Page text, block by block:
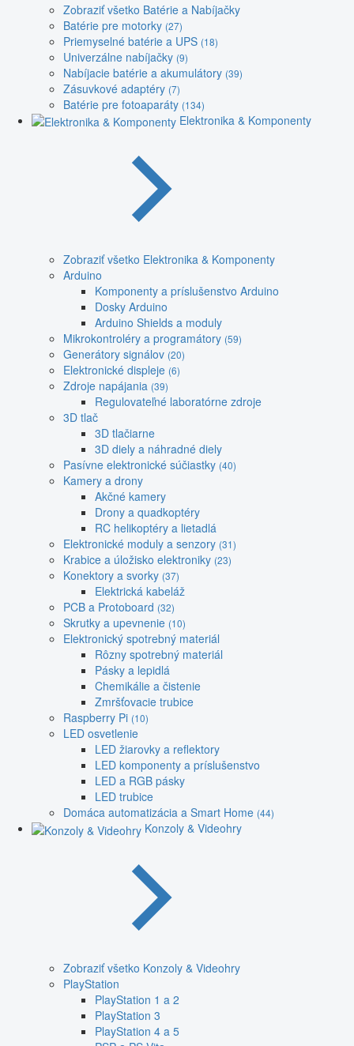
Zobraziť všetko Batérie a Nabíjačky
Batérie pre motorky (27)
Priemyselné batérie a UPS (18)
Univerzálne nabíjačky (9)
Nabíjacie batérie a akumulátory (39)
Zásuvkové adaptéry (7)
Batérie pre fotoaparáty (134)
Elektronika & Komponenty
Zobraziť všetko Elektronika & Komponenty
Arduino
Komponenty a príslušenstvo Arduino
Dosky Arduino
Arduino Shields a moduly
Mikrokontroléry a programátory (59)
Generátory signálov (20)
Elektronické displeje (6)
Zdroje napájania (39)
Regulovateľné laboratórne zdroje
3D tlač
3D tlačiarne
3D diely a náhradné diely
Pasívne elektronické súčiastky (40)
Kamery a drony
Akčné kamery
Drony a quadkoptéry
RC helikoptéry a lietadlá
Elektronické moduly a senzory (31)
Krabice a úložisko elektroniky (23)
Konektory a svorky (37)
Elektrická kabeláž
PCB a Protoboard (32)
Skrutky a upevnenie (10)
Elektronický spotrebný materiál
Rôzny spotrebný materiál
Pásky a lepidlá
Chemikálie a čistenie
Zmršťovacie trubice
Raspberry Pi (10)
LED osvetlenie
LED žiarovky a reflektory
LED komponenty a príslušenstvo
LED a RGB pásky
LED trubice
Domáca automatizácia a Smart Home (44)
Konzoly & Videohry
Zobraziť všetko Konzoly & Videohry
PlayStation
PlayStation 1 a 2
PlayStation 3
PlayStation 4 a 5